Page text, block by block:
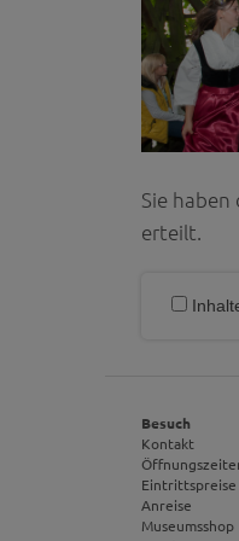
Sie
erteilt.
Besuch
Kontakt
Eintrittspreise
Anreise
Museumsshop